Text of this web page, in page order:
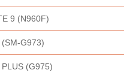
9 (N960F)
(SM-G973)
PLUS (G975)